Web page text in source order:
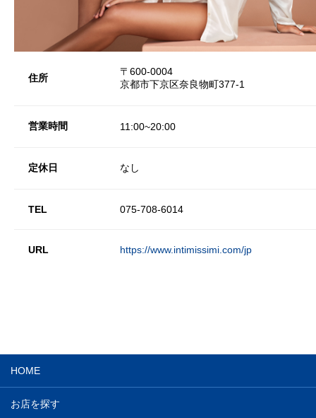
住所
〒600-0004
京都市下京区奈良物町377-1
営業時間 11:00~20:00
定休日 なし
TEL 075-708-6014
URL https://www.intimissimi.com/jp
HOME
お店を探す